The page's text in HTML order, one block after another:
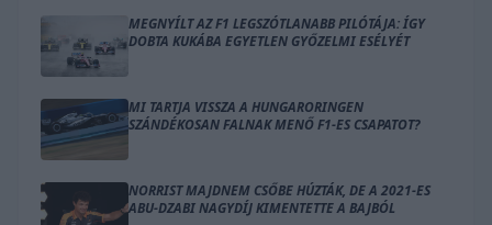
MEGNYÍLT AZ F1 LEGSZÓTLANABB PILÓTÁJA: ÍGY
DOBTA KUKÁBA EGYETLEN GYŐZELMI ESÉLYÉT
MI TARTJA VISSZA A HUNGARORINGEN
SZÁNDÉKOSAN FALNAK MENŐ F1-ES CSAPATOT?
NORRIST MAJDNEM CSŐBE HÚZTÁK, DE A 2021-ES
ABU-DZABI NAGYDÍJ KIMENTETTE A BAJBÓL